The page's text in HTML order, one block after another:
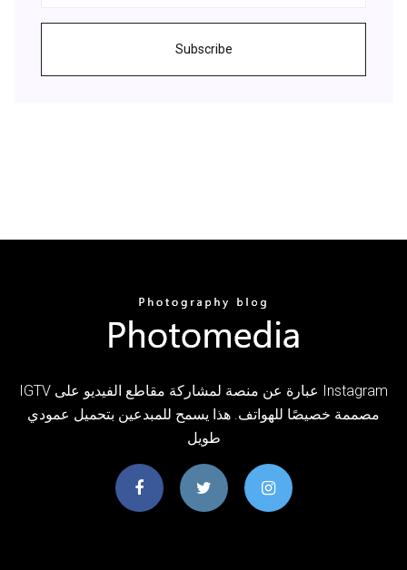
Subscribe
IGTV عبارة عن منصة لمشاركة مقاطع الفيديو على Instagram
مصممة خصيصًا للهواتف. هذا يسمح للمبدعين بتحميل عمودي
طويل